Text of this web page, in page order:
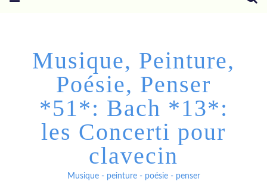
Musique, Peinture,
Poésie, Penser
*51*: Bach *13*:
les Concerti pour
clavecin
Musique - peinture - poésie - penser